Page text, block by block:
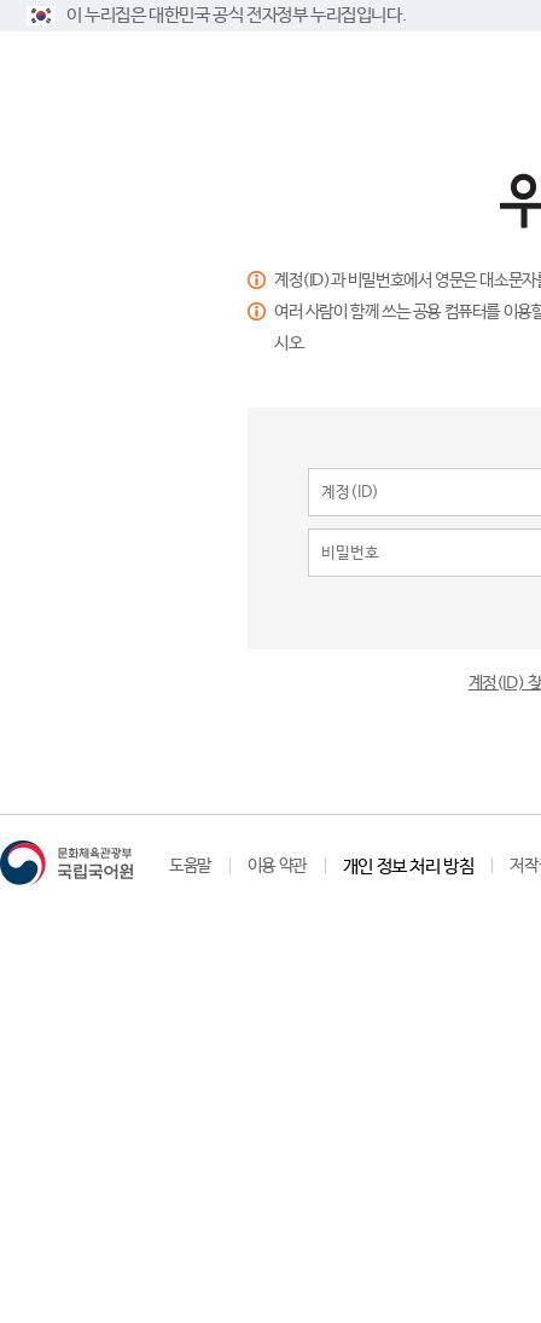
이 누리집은 대한민국 공식 전자정부 누리집입니다.
계정(ID)과 비밀번호에서 영문은 대소문
여러 사람이 함께 쓰는 공용 컴퓨터를 이
시오.
계정(ID)
도움말 이용 약관 개인 정보 처리 방침 저